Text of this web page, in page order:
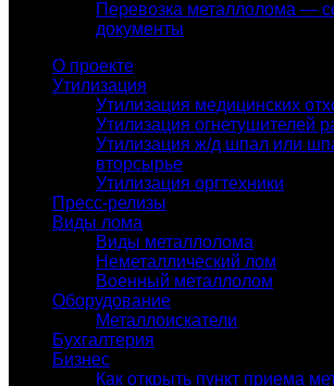
Перевозка металлолома —
документы
О проекте
Утилизация
Утилизация медицинских
Утилизация огнетушителей
Утилизация ж/д шпал или
вторсырье
Утилизация оргтехники
Пресс-релизы
Виды лома
Виды металлолома
Неметаллический лом
Военный металлолом
Оборудование
Металлоискатели
Бухгалтерия
Бизнес
Как открыть пункт приема